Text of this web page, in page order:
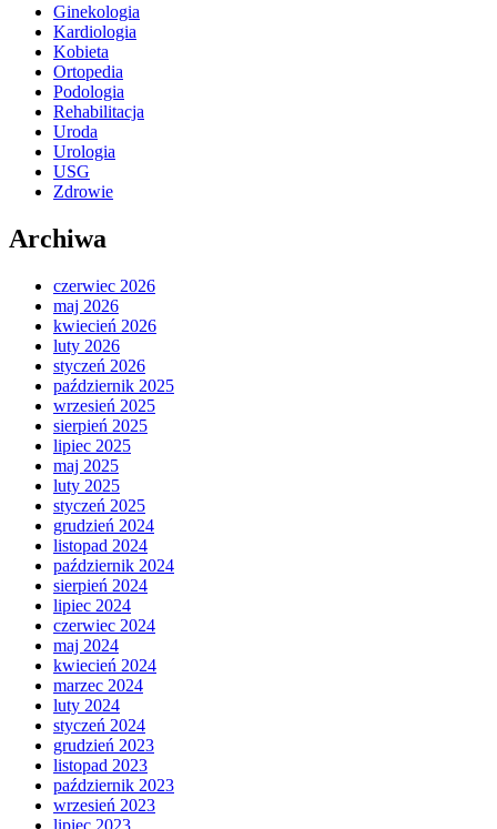
Ginekologia
Kardiologia
Kobieta
Ortopedia
Podologia
Rehabilitacja
Uroda
Urologia
USG
Zdrowie
Archiwa
czerwiec 2026
maj 2026
kwiecień 2026
luty 2026
styczeń 2026
październik 2025
wrzesień 2025
sierpień 2025
lipiec 2025
maj 2025
luty 2025
styczeń 2025
grudzień 2024
listopad 2024
październik 2024
sierpień 2024
lipiec 2024
czerwiec 2024
maj 2024
kwiecień 2024
marzec 2024
luty 2024
styczeń 2024
grudzień 2023
listopad 2023
październik 2023
wrzesień 2023
lipiec 2023